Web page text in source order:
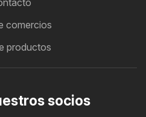
comercios
productos
socios